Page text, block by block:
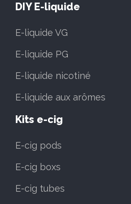
DIY E-liquide
E-liquide VG
E-liquide PG
E-liquide nicotiné
E-liquide aux arômes
Kits e-cig
E-cig pods
E-cig boxs
E-cig tubes